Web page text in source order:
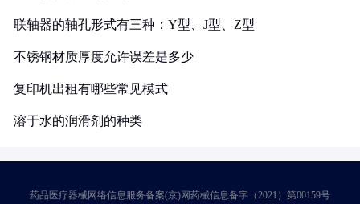
联轴器的轴孔形式有三种：Y型、J型、Z型
不锈钢材质厚度允许误差是多少
复印机出租有哪些常见模式
溶于水的润滑剂的种类
药品医疗器械网络信息服务备案(京)网药械信息备字（2021）第00159号